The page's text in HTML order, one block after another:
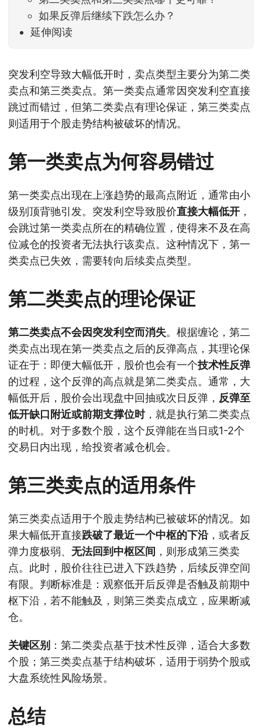
如果反弹后继续下跌怎么办？
延伸阅读
突发利空导致大幅低开时，卖点类型主要分为第二类
卖点和第三类卖点。第一类卖点通常因突发利空直接
跳过而错过，但第二类卖点有理论保证，第三类卖点
则适用于个股走势结构被破坏的情况。
第一类卖点为何容易错过
第一类卖点出现在上涨趋势的最高点附近，通常由小
级别顶背驰引发。突发利空导致股价直接大幅低开 ，
会跳过第一类卖点所在的精确位置，使得来不及在高
位减仓的投资者无法执行该卖点。这种情况下，第一
类卖点已失效，需要转向后续卖点类型。
第二类卖点的理论保证
第二类卖点不会因突发利空而消失。根据缠论，第二
类卖点出现在第一类卖点之后的反弹高点，其理论保
证在于：即便大幅低开，股价也会有一个技术性反弹
的过程，这个反弹的高点就是第二类卖点。通常，大
幅低开后，股价会出现盘中回抽或次日反弹， 反弹至
低开缺口附近或前期支撑位时，就是执行第二类卖点
的时机。对于多数个股，这个反弹能在当日或1-2个
交易日内出现，给投资者减仓机会。
第三类卖点的适用条件
第三类卖点适用于个股走势结构已被破坏的情况。如
果大幅低开直接跌破了最近一个中枢的下沿，或者反
弹力度极弱、 无法回到中枢区间 ，则形成第三类卖
点。此时，股价往往已进入下跌趋势，后续反弹空间
有限。判断标准是：观察低开后反弹是否触及前期中
枢下沿，若不能触及，则第三类卖点成立，应果断减
仓。
关键区别 ：第二类卖点基于技术性反弹，适合大多数
个股；第三类卖点基于结构破坏，适用于弱势个股或
大盘系统性风险场景。
总结